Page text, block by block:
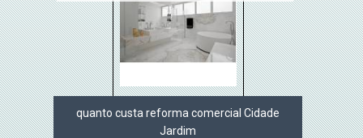
quanto custa reforma comercial Cidade
Jardim